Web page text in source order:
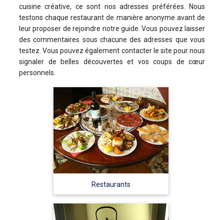
cuisine créative, ce sont nos adresses préférées. Nous
testons chaque restaurant de manière anonyme avant de
leur proposer de rejoindre notre guide. Vous pouvez laisser
des commentaires sous chacune des adresses que vous
testez. Vous pouvez également contacter le site pour nous
signaler de belles découvertes et vos coups de cœur
personnels.
Restaurants